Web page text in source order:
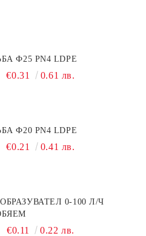
Ф25 PN4 LDPE
€0.31 0.61 лв.
Ф20 PN4 LDPE
€0.21 0.41 лв.
0-100 Л/Ч
€0.11 0.22 лв.